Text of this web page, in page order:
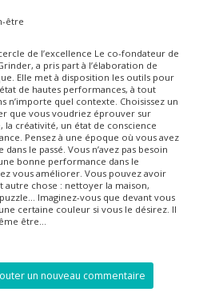
être
de l’excellence Le co-fondateur de
a pris part à l’élaboration de
Elle met à disposition les outils pour
de hautes performances, à tout
n’importe quel contexte. Choisissez un
que vous voudriez éprouver sur
créativité, un état de conscience
Pensez à une époque où vous avez
le passé. Vous n’avez pas besoin
bonne performance dans le
vous améliorer. Vous pouvez avoir
autre chose : nettoyer la maison,
Imaginez-vous que devant vous
certaine couleur si vous le désirez. Il
être…
un nouveau commentaire